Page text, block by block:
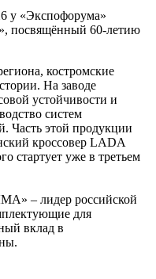
у «Экспофорума»
посвящённый 60-летию
костромские
На заводе
устойчивости и
систем
Часть этой продукции
кроссовер LADA
стартует уже в третьем
– лидер российской
для
вклад в